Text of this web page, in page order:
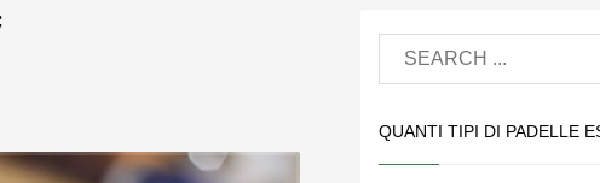
QUANTI TIPI DI PADELLE